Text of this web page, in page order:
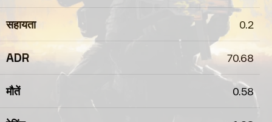
सहायता 0.2
ADR 70.68
मौतें 0.58